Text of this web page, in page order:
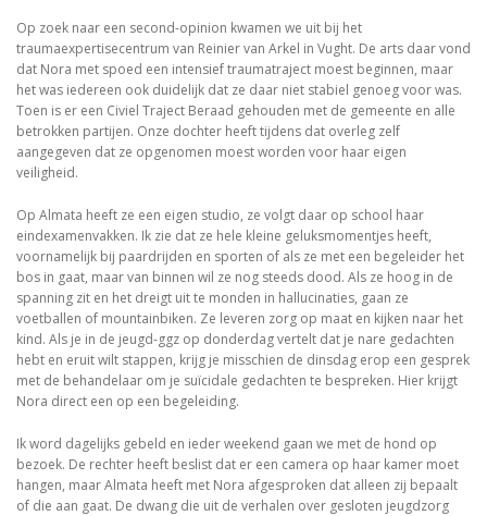
Op zoek naar een second-opinion kwamen we uit bij het
traumaexpertisecentrum van Reinier van Arkel in Vught. De arts daar vond
dat Nora met spoed een intensief traumatraject moest beginnen, maar
het was iedereen ook duidelijk dat ze daar niet stabiel genoeg voor was.
Toen is er een Civiel Traject Beraad gehouden met de gemeente en alle
betrokken partijen. Onze dochter heeft tijdens dat overleg zelf
aangegeven dat ze opgenomen moest worden voor haar eigen
veiligheid.
Op Almata heeft ze een eigen studio, ze volgt daar op school haar
eindexamenvakken. Ik zie dat ze hele kleine geluksmomentjes heeft,
voornamelijk bij paardrijden en sporten of als ze met een begeleider het
bos in gaat, maar van binnen wil ze nog steeds dood. Als ze hoog in de
spanning zit en het dreigt uit te monden in hallucinaties, gaan ze
voetballen of mountainbiken. Ze leveren zorg op maat en kijken naar het
kind. Als je in de jeugd-ggz op donderdag vertelt dat je nare gedachten
hebt en eruit wilt stappen, krijg je misschien de dinsdag erop een gesprek
met de behandelaar om je suïcidale gedachten te bespreken. Hier krijgt
Nora direct een op een begeleiding.
Ik word dagelijks gebeld en ieder weekend gaan we met de hond op
bezoek. De rechter heeft beslist dat er een camera op haar kamer moet
hangen, maar Almata heeft met Nora afgesproken dat alleen zij bepaalt
of die aan gaat. De dwang die uit de verhalen over gesloten jeugdzorg